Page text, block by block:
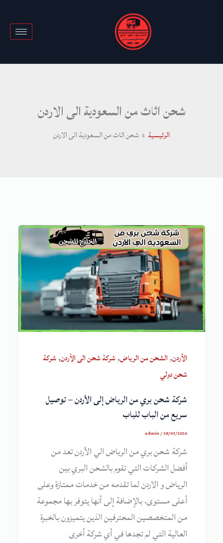
شحن اثاث من السعودية الى الاردن
الرئيسية شحن اثاث من السعودية الى الاردن
الأردن, الشحن من الرياض,شركة شحن الى الأردن,شركة
شحن دولي
شركة شحن بري من الرياض إلى الأردن – توصيل
سريع من الباب للباب
admin/28/03/2026
شركة شحن بري من الرياض الي الأردن تعد من
أفضل الشركات التي تقوم بالشحن البري بين
الرياض و الاردن لما تقدمه من خدمات ممتازة وعلى
أعلى مستوى، بالإضافة إلى أنها يتوفر بها مجموعة
من المتخصصين المحترفين الذين يتميزون بالخبرة
العالية التي لم تجدها في أي شركة أخرى